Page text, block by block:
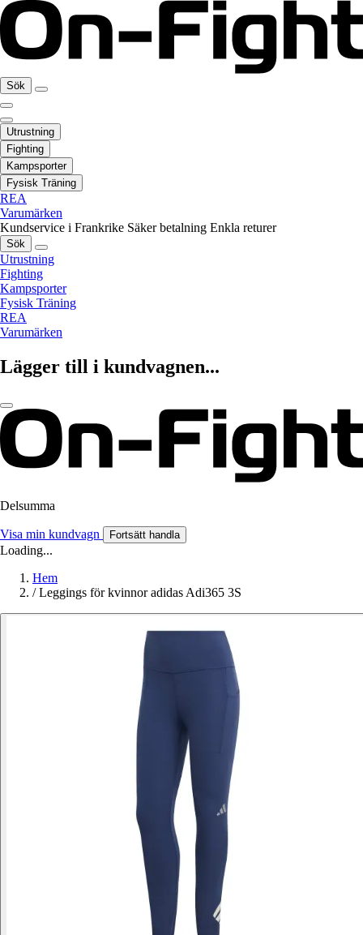
Sök
Utrustning
Fighting
Kampsporter
Fysisk Träning
REA
Varumärken
Kundservice i Frankrike Säker betalning Enkla returer
Sök
Utrustning
Fighting
Kampsporter
Fysisk Träning
REA
Varumärken
Lägger till i kundvagnen...
Delsumma
Visa min kundvagn Fortsätt handla
Loading...
Hem
/ Leggings för kvinnor adidas Adi365 3S